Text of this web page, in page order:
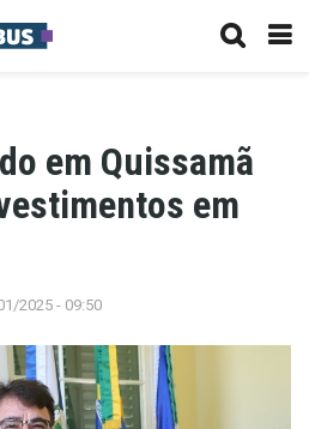
em Quissamã
em
2025 - 09:50